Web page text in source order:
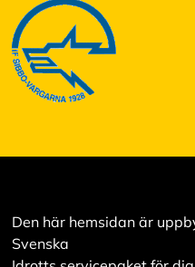
Den här hemsidan är
Svenska